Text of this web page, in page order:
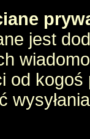
jest
od